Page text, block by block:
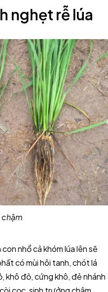
nghẹt rễ lúa
nhổ cả khóm lúa lên sẽ
có mùi hôi tanh, chót lá
khô đỏ, cứng khô, đẻ nhánh